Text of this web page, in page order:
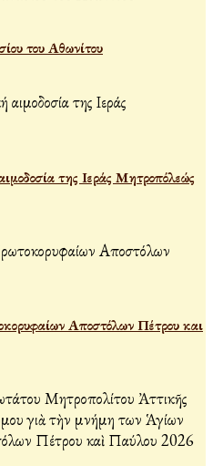
του Αθωνίτου
της Ιεράς Μητροπόλεώς
Αποστόλων Πέτρου και